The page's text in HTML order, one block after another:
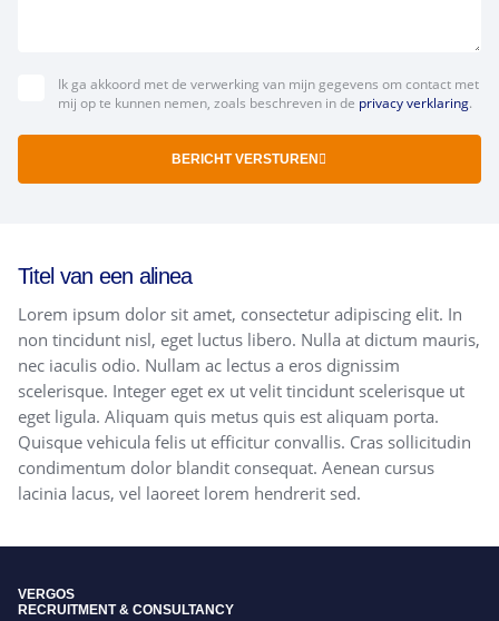
Ik ga akkoord met de verwerking van mijn gegevens om contact met
mij op te kunnen nemen, zoals beschreven in de privacy verklaring.
BERICHT VERSTUREN
Titel van een alinea
Lorem ipsum dolor sit amet, consectetur adipiscing elit. In
non tincidunt nisl, eget luctus libero. Nulla at dictum mauris,
nec iaculis odio. Nullam ac lectus a eros dignissim
scelerisque. Integer eget ex ut velit tincidunt scelerisque ut
eget ligula. Aliquam quis metus quis est aliquam porta.
Quisque vehicula felis ut efficitur convallis. Cras sollicitudin
condimentum dolor blandit consequat. Aenean cursus
lacinia lacus, vel laoreet lorem hendrerit sed.
VERGOS
RECRUITMENT & CONSULTANCY